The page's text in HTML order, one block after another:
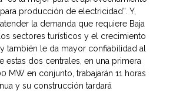
producción de electricidad”. Y,
la demanda que requiere Baja
sectores turísticos y el crecimiento
también le da mayor confiabilidad al
estas dos centrales, en una primera
MW en conjunto, trabajarán 11 horas
y su construcción tardará